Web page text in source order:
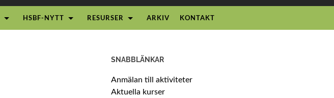
HSBF-NYTT RESURSER ARKIV KONTAKT
SNABBLÄNKAR
Anmälan till aktiviteter
Aktuella kurser